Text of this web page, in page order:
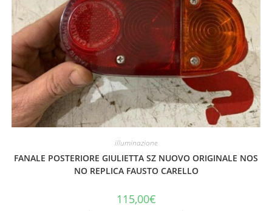
illuminazione
FANALE POSTERIORE GIULIETTA SZ NUOVO ORIGINALE NOS
NO REPLICA FAUSTO CARELLO
115,00€